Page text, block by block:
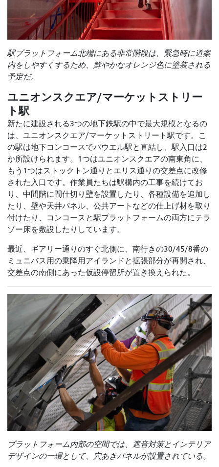
駅プラットフォーム北端にある非常階段は、緊急時に道案
内をしやすくするため、鮮やかなオレンジ色に塗装される
予定だ。
ユニオンスクエア/マーケットストリー
ト駅
新たに建設される3つの地下鉄駅の中で最大規模となるの
は、ユニオンスクエア/マーケットストリート駅です。こ
の駅は地下コンコースでパウエル駅と直結し、駅入口は2
か所設けられます。1つはユニオンスクエアの南東角に、
もう1つはストックトン通りとエリス通りの交差点に改修
された入口です。作業員たちは駅構内の工事を続けてお
り、中間階に間仕切り壁を設置したり、各種設備を追加し
たり、壁や天井パネル、公共アートなどの仕上げ材を取り
付けたり、コンコースと駅プラットフォームの両方にテラ
ゾー床を敷設したりしています。
最近、ギアリー通りのすぐ北側に、南行きの30/45/8番の
ミュニバス用の乗降用アイランドと拡張部分が再開され、
交差点の南側にあった仮設停留所が置き換えられた。
プラットフォーム内部の空間では、遮音対策とインテリア
デザインの一環として、穴あきパネルが設置されている。